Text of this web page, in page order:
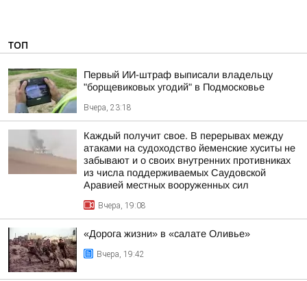
ТОП
Первый ИИ-штраф выписали владельцу
"борщевиковых угодий" в Подмосковье
Вчера, 23:18
Каждый получит свое. В перерывах между
атаками на судоходство йеменские хуситы не
забывают и о своих внутренних противниках
из числа поддерживаемых Саудовской
Аравией местных вооруженных сил
Вчера, 19:08
«Дорога жизни» в «салате Оливье»
Вчера, 19:42